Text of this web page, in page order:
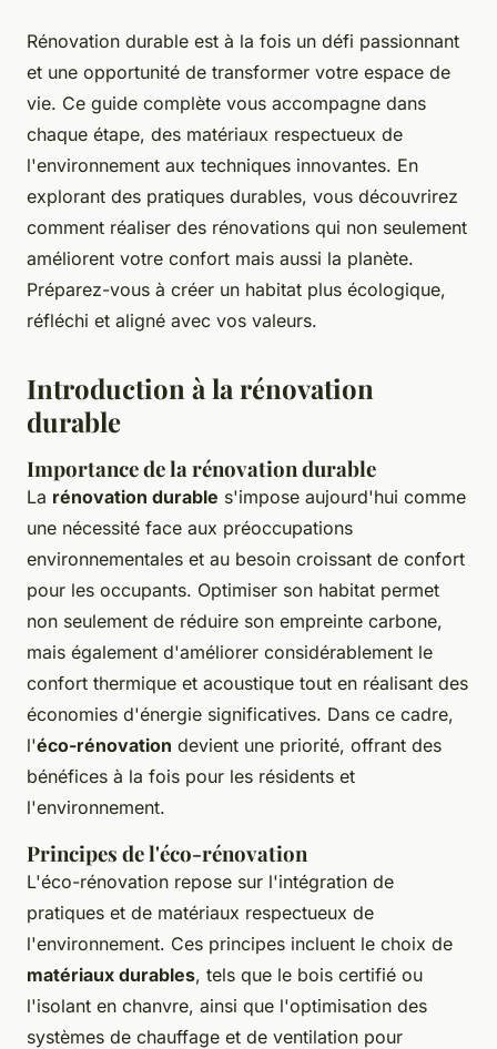
Rénovation durable est à la fois un défi passionnant
et une opportunité de transformer votre espace de
vie. Ce guide complète vous accompagne dans
chaque étape, des matériaux respectueux de
l'environnement aux techniques innovantes. En
explorant des pratiques durables, vous découvrirez
comment réaliser des rénovations qui non seulement
améliorent votre confort mais aussi la planète.
Préparez-vous à créer un habitat plus écologique,
réfléchi et aligné avec vos valeurs.
Introduction à la rénovation
durable
Importance de la rénovation durable
La rénovation durable s'impose aujourd'hui comme
une nécessité face aux préoccupations
environnementales et au besoin croissant de confort
pour les occupants. Optimiser son habitat permet
non seulement de réduire son empreinte carbone,
mais également d'améliorer considérablement le
confort thermique et acoustique tout en réalisant des
économies d'énergie significatives. Dans ce cadre,
l'éco-rénovation devient une priorité, offrant des
bénéfices à la fois pour les résidents et
l'environnement.
Principes de l'éco-rénovation
L'éco-rénovation repose sur l'intégration de
pratiques et de matériaux respectueux de
l'environnement. Ces principes incluent le choix de
matériaux durables, tels que le bois certifié ou
l'isolant en chanvre, ainsi que l'optimisation des
systèmes de chauffage et de ventilation pour